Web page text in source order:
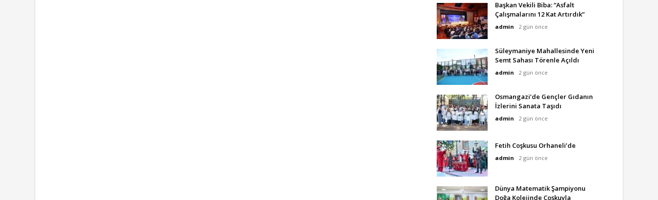
Başkan Vekili Biba: “Asfalt
Çalışmalarını 12 Kat Artırdık”
admin 2 gün önce
Süleymaniye Mahallesinde Yeni
Semt Sahası Törenle Açıldı
admin 2 gün önce
Osmangazi’de Gençler Gıdanın
İzlerini Sanata Taşıdı
admin 2 gün önce
Fetih Coşkusu Orhaneli’de
admin 2 gün önce
Dünya Matematik Şampiyonu
Doğa Kolejinde Coşkuyla